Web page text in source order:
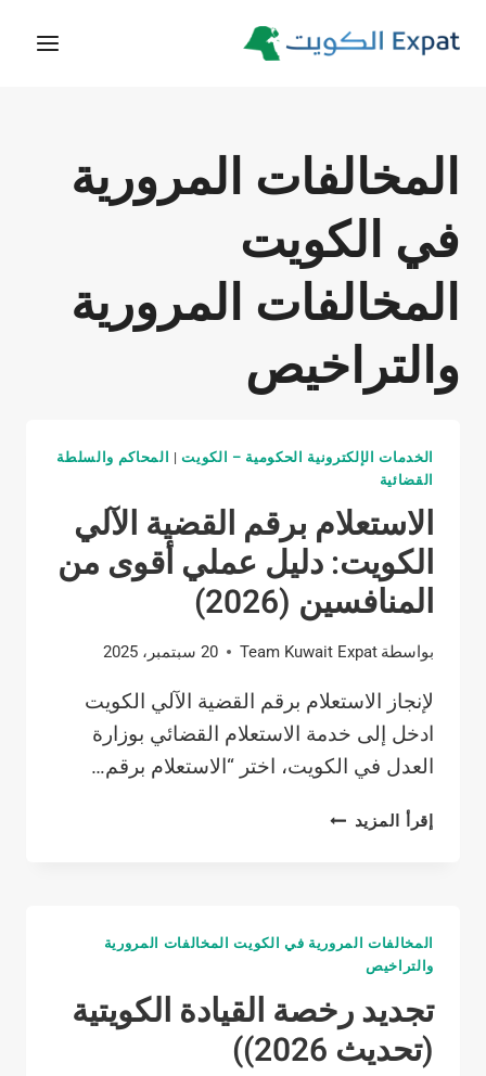
إلى
المخالفات المرورية
في الكويت
المخالفات المرورية
والتراخيص
الخدمات الإلكترونية الحكومية – الكويت|
المحاكم والسلطة
القضائية
الاستعلام برقم القضية الآلي
الكويت: دليل عملي أقوى من
المنافسين (2026)
بواسطة Team Kuwait Expat 20 سبتمبر، 2025
لإنجاز الاستعلام برقم القضية الآلي الكويت
ادخل إلى خدمة الاستعلام القضائي بوزارة
العدل في الكويت، اختر “الاستعلام برقم…
إقرأ المزيد الاستعلام
دليل
أقوى
من
المنافسين
المخالفات المرورية في الكويت المخالفات المرورية
والتراخيص
تجديد رخصة القيادة الكويتية
(تحديث 2026))